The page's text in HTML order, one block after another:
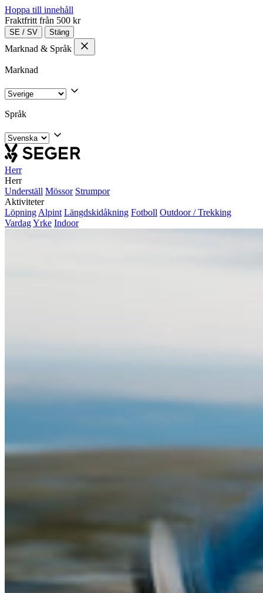
Hoppa till innehåll
Fraktfritt från 500 kr
SE / SV Stäng
Marknad & Språk
Marknad
Språk
Herr
Herr
Underställ Mössor Strumpor
Aktiviteter
Löpning Alpint Längdskidåkning Fotboll Outdoor / Trekking
VardagYrke Indoor